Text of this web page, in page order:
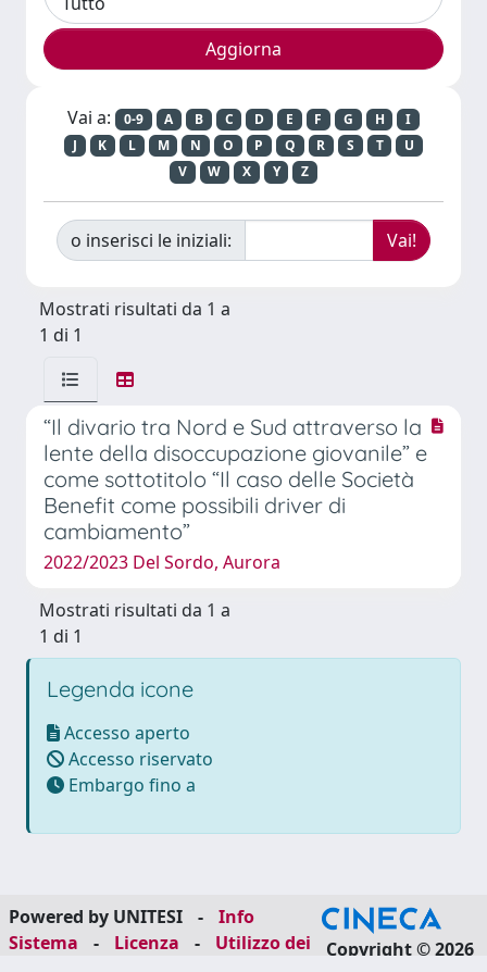
Vai a: 0-9 A B C D E F G H
I
J
K L M N O P Q R S T
U
V
W X Y Z
o inserisci le iniziali:
Mostrati risultati da 1 a
1 di 1
“Il divario tra Nord e Sud attraverso la
lente della disoccupazione giovanile” e
come sottotitolo “Il caso delle Società
Benefit come possibili driver di
cambiamento”
2022/2023 Del Sordo, Aurora
Mostrati risultati da 1 a
1 di 1
Legenda icone
Accesso aperto
Accesso riservato
Embargo fino a
Powered by UNITESI -
Info
Sistema
- Licenza -
Utilizzo dei
Copyright © 2026